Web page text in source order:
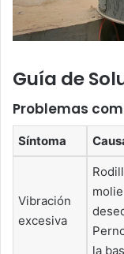
Guía de
Problemas
Síntoma
Vibración
excesiva
la